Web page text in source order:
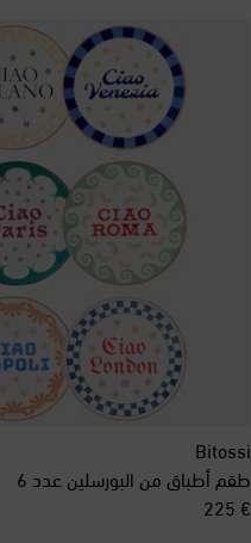
Bitossi
طقم أطباق من البورسلين عدد 6
€ 225
original price